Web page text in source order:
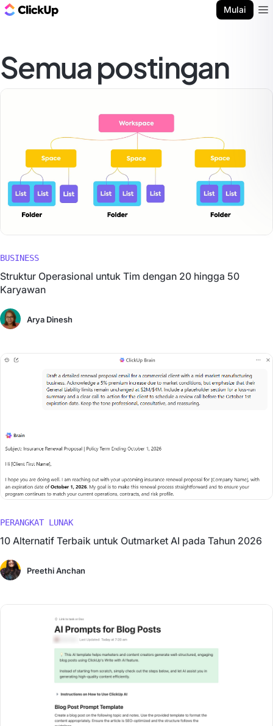
Mulai
Semua postingan
BUSINESS
Struktur Operasional untuk Tim dengan 20 hingga 50
Karyawan
Arya Dinesh
PERANGKAT LUNAK
10 Alternatif Terbaik untuk Outmarket AI pada Tahun 2026
Preethi Anchan